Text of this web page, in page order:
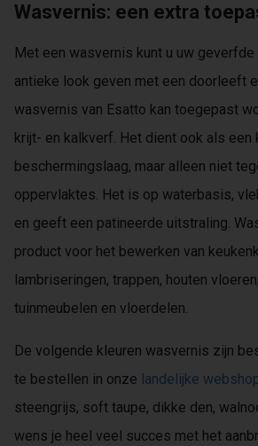
Wasvernis: een extra
Met een wasvernis kunt u uw
antieke look geven met een doorleeft
wasvernis van Esatto kan toegepast
krijt- en kalkverf. Het dient ook als een
beschermingslaag, maar alleen niet
oppervlaktes. Het is op waterbasis,
en geeft een patineerde uitstraling.
product voor het bewerken van
lambriseringen, trappen, houten
tuinmeubelen en vloerdelen.
De volgende kleuren wasvernis zijn
te bestellen in onze landelijke
steengrijs, soft taupe, dikke den,
wens je heel veel succes met het